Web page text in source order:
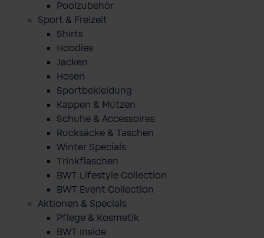
Poolzubehör
Sport & Freizeit
Shirts
Hoodies
Jacken
Hosen
Sportbekleidung
Kappen & Mützen
Schuhe & Accessoires
Rucksäcke & Taschen
Winter Specials
Trinkflaschen
BWT Lifestyle Collection
BWT Event Collection
Aktionen & Specials
Pflege & Kosmetik
BWT Inside